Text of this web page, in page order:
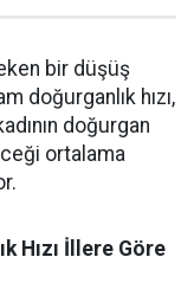
bir düşüş
doğurganlık hızı,
doğurgan
ortalama
Hızı İllere Göre